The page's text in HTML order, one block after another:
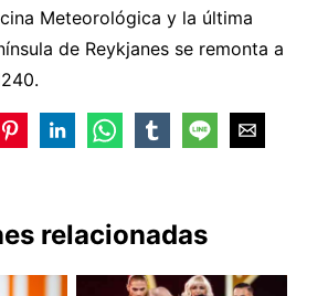
Meteorológica y la última
de Reykjanes se remonta a
relacionadas